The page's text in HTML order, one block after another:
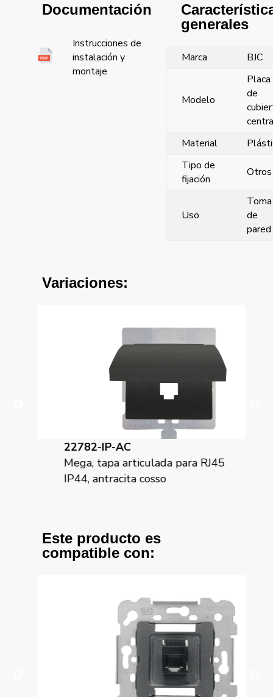
Documentación
Instrucciones de
instalación y
montaje
generales
Marca BJC
Modelo
Placa
de
Material
Tipo de
fijación
Otros
Uso
Toma
de
pared
Variaciones:
22782-IP-AC
Mega, tapa articulada para RJ45
IP44, antracita cosso
Este producto es
compatible con: